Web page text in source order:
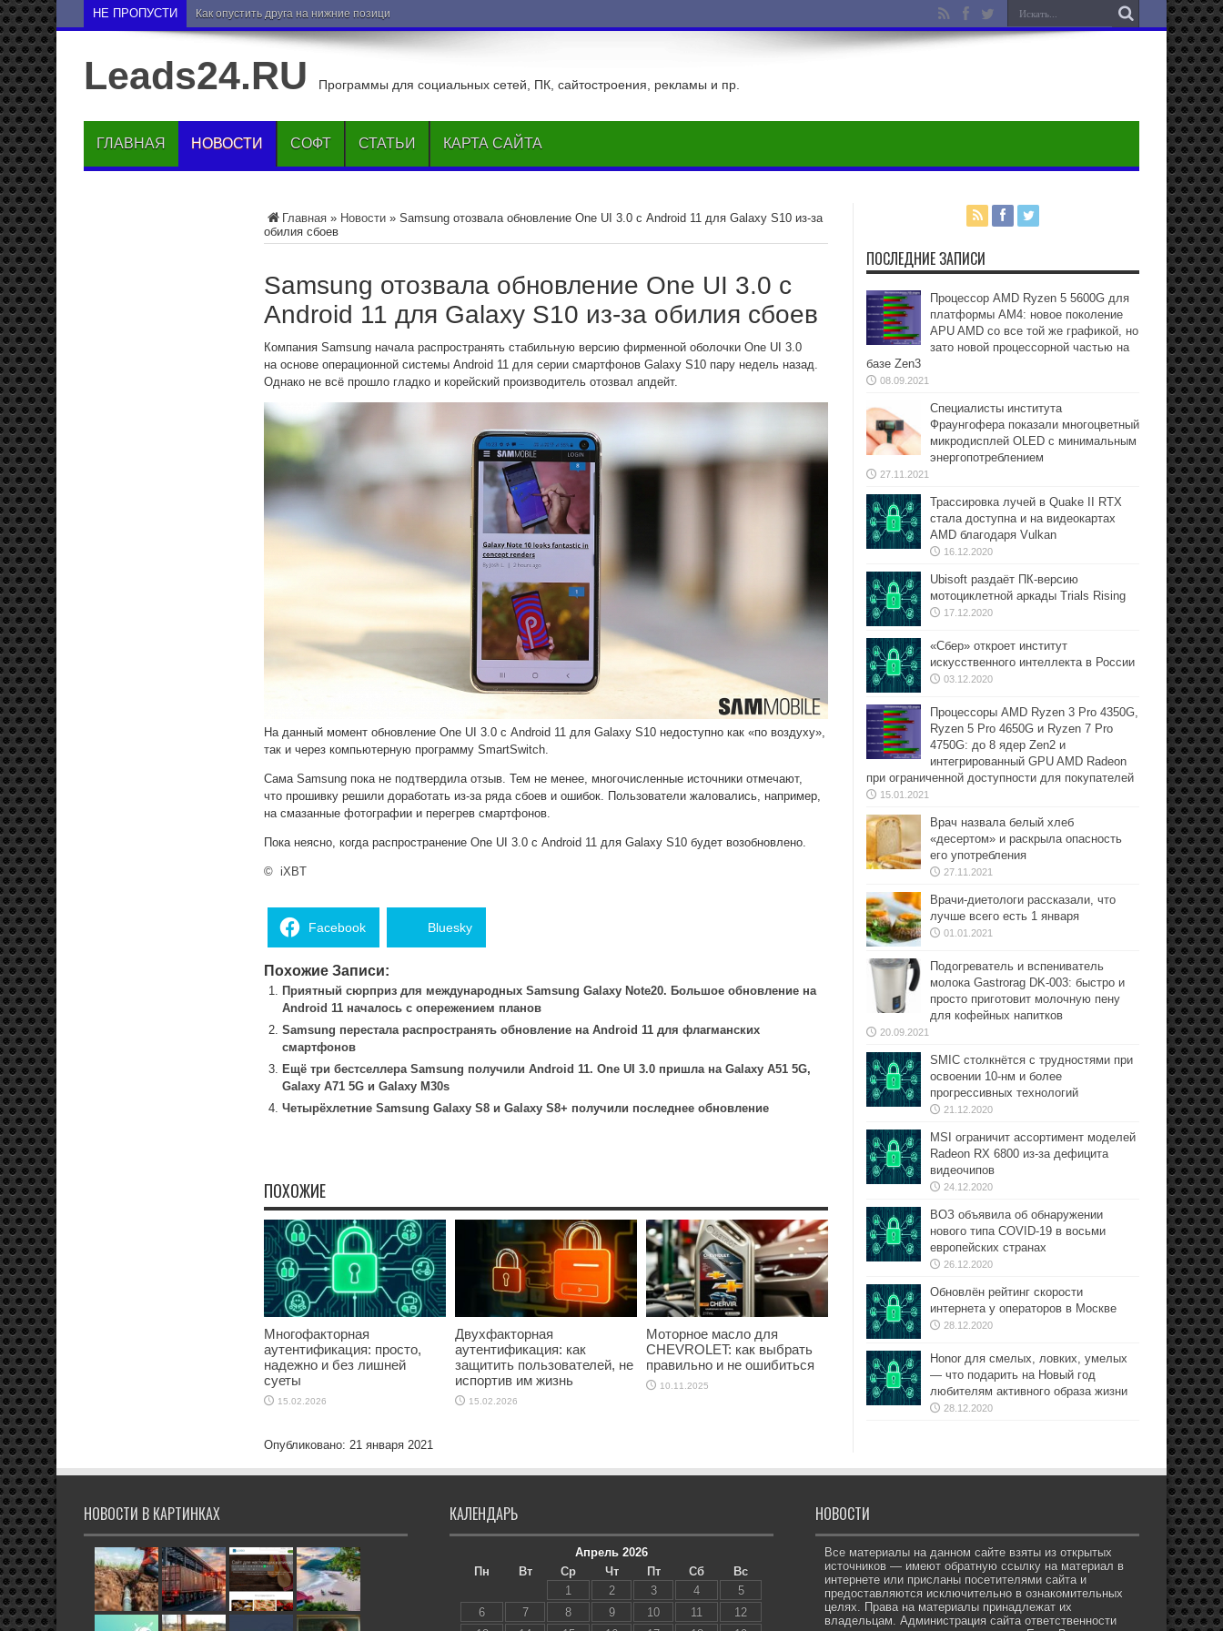
НЕ ПРОПУСТИ Как опустить друга на нижние позиции ВКонтакте
Leads24.RU Программы для социальных сетей, ПК, сайтостроения, рекламы и пр.
ГЛАВНАЯ НОВОСТИ СОФТ СТАТЬИ КАРТА САЙТА
Главная » Новости » Samsung отозвала обновление One UI 3.0 с Android 11 для Galaxy S10 из-за
обилия сбоев
Samsung отозвала обновление One UI 3.0 с
Android 11 для Galaxy S10 из-за обилия сбоев
Компания Samsung начала распространять стабильную версию фирменной оболочки One UI 3.0
на основе операционной системы Android 11 для серии смартфонов Galaxy S10 пару недель назад.
Однако не всё прошло гладко и корейский производитель отозвал апдейт.
На данный момент обновление One UI 3.0 с Android 11 для Galaxy S10 недоступно как «по воздуху»,
так и через компьютерную программу SmartSwitch.
Сама Samsung пока не подтвердила отзыв. Тем не менее, многочисленные источники отмечают,
что прошивку решили доработать из-за ряда сбоев и ошибок. Пользователи жаловались, например,
на смазанные фотографии и перегрев смартфонов.
Пока неясно, когда распространение One UI 3.0 с Android 11 для Galaxy S10 будет возобновлено.
© iXBT
Facebook Bluesky
Похожие Записи:
Приятный сюрприз для международных Samsung Galaxy Note20. Большое обновление на
Android 11 началось с опережением планов
Samsung перестала распространять обновление на Android 11 для флагманских
смартфонов
Ещё три бестселлера Samsung получили Android 11. One UI 3.0 пришла на Galaxy A51 5G,
Galaxy A71 5G и Galaxy M30s
Четырёхлетние Samsung Galaxy S8 и Galaxy S8+ получили последнее обновление
ПОХОЖИЕ
Многофакторная
аутентификация: просто,
надежно и без лишней
суеты
15.02.2026
Двухфакторная
аутентификация: как
защитить пользователей, не
испортив им жизнь
15.02.2026
Моторное масло для
CHEVROLET: как выбрать
правильно и не ошибиться
10.11.2025
Опубликовано: 21 января 2021
ПОСЛЕДНИЕ ЗАПИСИ
Процессор AMD Ryzen 5 5600G для
платформы АМ4: новое поколение
APU AMD со все той же графикой, но
зато новой процессорной частью на
базе Zen3
08.09.2021
Специалисты института
Фраунгофера показали многоцветный
микродисплей OLED с минимальным
энергопотреблением
27.11.2021
Трассировка лучей в Quake II RTX
стала доступна и на видеокартах
AMD благодаря Vulkan
16.12.2020
Ubisoft раздаёт ПК-версию
мотоциклетной аркады Trials Rising
17.12.2020
«Сбер» откроет институт
искусственного интеллекта в России
03.12.2020
Процессоры AMD Ryzen 3 Pro 4350G,
Ryzen 5 Pro 4650G и Ryzen 7 Pro
4750G: до 8 ядер Zen2 и
интегрированный GPU AMD Radeon
при ограниченной доступности для покупателей
15.01.2021
Врач назвала белый хлеб
«десертом» и раскрыла опасность
его употребления
27.11.2021
Врачи-диетологи рассказали, что
лучше всего есть 1 января
01.01.2021
Подогреватель и вспениватель
молока Gastrorag DK-003: быстро и
просто приготовит молочную пену
для кофейных напитков
20.09.2021
SMIC столкнётся с трудностями при
освоении 10-нм и более
прогрессивных технологий
21.12.2020
MSI ограничит ассортимент моделей
Radeon RX 6800 из-за дефицита
видеочипов
24.12.2020
ВОЗ объявила об обнаружении
нового типа COVID-19 в восьми
европейских странах
26.12.2020
Обновлён рейтинг скорости
интернета у операторов в Москве
28.12.2020
Honor для смелых, ловких, умелых
— что подарить на Новый год
любителям активного образа жизни
28.12.2020
НОВОСТИ В КАРТИНКАХ КАЛЕНДАРЬ
Апрель 2026
Пн
Вт Ср Чт Пт Сб
Вс
1
2 3 4
5
6
7 8 9 10 11
12
НОВОСТИ
Все материалы на данном сайте взяты из открытых
источников — имеют обратную ссылку на материал в
интернете или присланы посетителями сайта и
предоставляются исключительно в ознакомительных
целях. Права на материалы принадлежат их
владельцам. Администрация сайта ответственности